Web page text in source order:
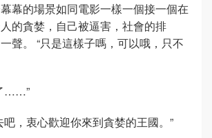
幕的場景如同電影一樣一個接一個在
的貪婪，自己被逼害，社會的排
。 “只是這樣子嗎，可以哦，只不
……”
吧，衷心歡迎你來到貪婪的王國。”